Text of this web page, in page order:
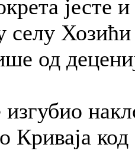
јесте
селу Хозићи
од
Криваја